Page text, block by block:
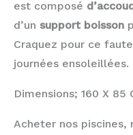
est composé
d’un support boisson
Craquez pour ce
journées ensoleillées.
Dimensions; 160 X 85
Acheter nos piscines,